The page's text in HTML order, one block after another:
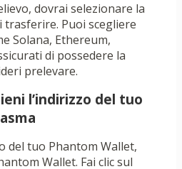
dovrai selezionare la
Puoi scegliere
Solana, Ethereum,
di possedere la
prelevare.
l’indirizzo del tuo
del tuo Phantom Wallet,
Wallet. Fai clic sul